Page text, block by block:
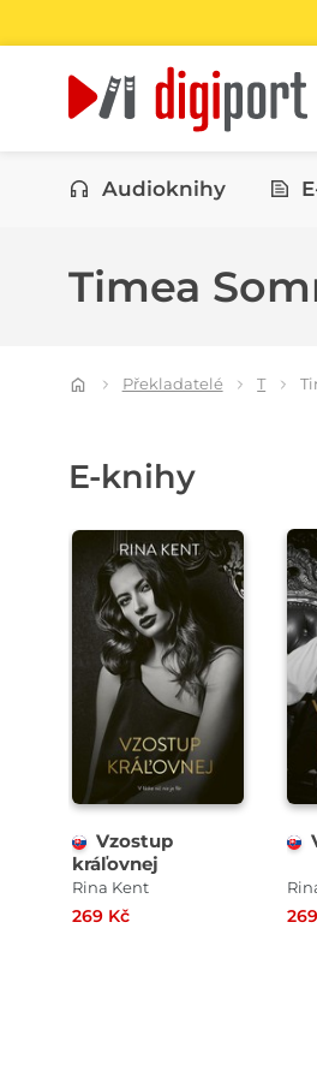
Kategorie
Audioknihy
Timea
Překladatelé T
E-knihy
Vzostup
kráľovnej
Rina Kent
269 Kč